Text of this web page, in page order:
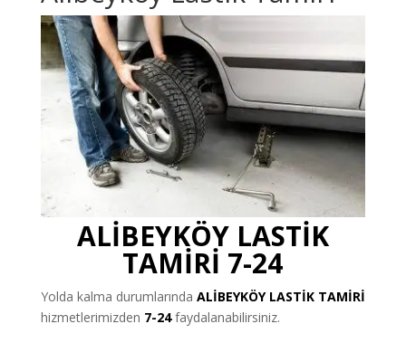
ALİBEYKÖY LASTİK
TAMİRİ 7-24
Yolda kalma durumlarında ALİBEYKÖY LASTİK TAMİRİ
hizmetlerimizden 7-24faydalanabilirsiniz.